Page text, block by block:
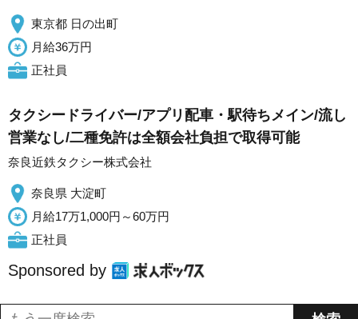
東京都 日の出町
月給36万円
正社員
タクシードライバー/アプリ配車・駅待ちメイン/流し
営業なし/二種免許は全額会社負担で取得可能
奈良近鉄タクシー株式会社
奈良県 大淀町
月給17万1,000円～60万円
正社員
Sponsored by